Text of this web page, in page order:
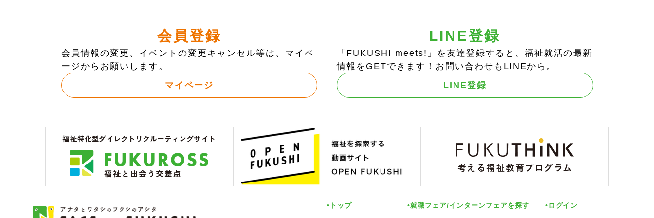
会員登録
会員情報の変更、イベントの変更キャンセル等は、マイペ
ージからお願いします。
マイページ
LINE登録
「FUKUSHI meets!」を友達登録すると、福祉就活の最新
情報をGETできます！お問い合わせもLINEから。
LINE登録
トップ 就職フェア/インターンフェアを探す ログイン